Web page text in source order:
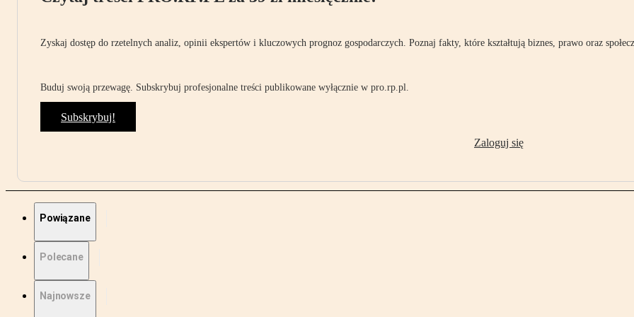
Zyskaj dostęp do rzetelnych analiz, opinii ekspertów i kluczowych prognoz gospodarczych. Poznaj fakty, które kształtują biznes, prawo oraz
Buduj swoją przewagę. Subskrybuj profesjonalne treści publikowane wyłącznie w pro.rp.pl.
Subskrybuj!
Zaloguj się
Powiązane
Polecane
Najnowsze